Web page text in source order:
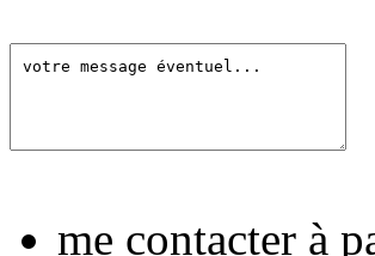
me contacter à